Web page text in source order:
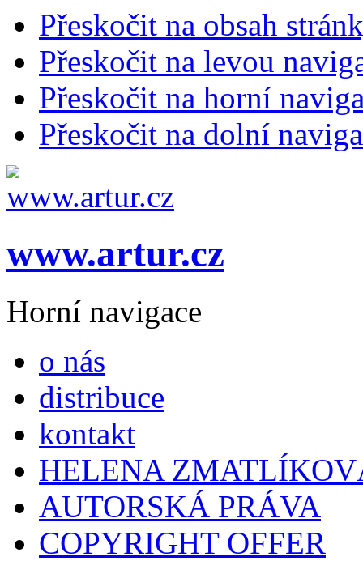
Přeskočit na obsah
Přeskočit na levou
Přeskočit na horní
Přeskočit na dolní
www.artur.cz
Horní navigace
o nás
distribuce
kontakt
HELENA
AUTORSKÁ PRÁVA
COPYRIGHT OFFER